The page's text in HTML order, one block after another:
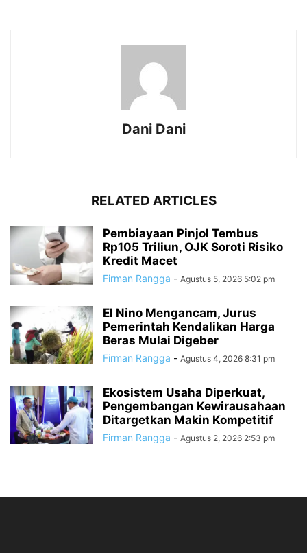
Dani Dani
RELATED ARTICLES
Pembiayaan Pinjol Tembus
Rp105 Triliun, OJK Soroti Risiko
Kredit Macet
Firman Rangga - Agustus 5, 2026 5:02 pm
El Nino Mengancam, Jurus
Pemerintah Kendalikan Harga
Beras Mulai Digeber
Firman Rangga - Agustus 4, 2026 8:31 pm
Ekosistem Usaha Diperkuat,
Pengembangan Kewirausahaan
Ditargetkan Makin Kompetitif
Firman Rangga - Agustus 2, 2026 2:53 pm